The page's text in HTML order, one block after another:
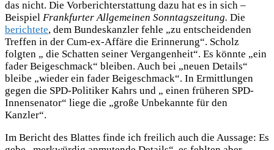
das nicht. Die Vorberichterstattung dazu hat es in sich –
Beispiel Frankfurter Allgemeinen Sonntagszeitung. Die
berichtete, dem Bundeskanzler fehle „zu entscheidenden
Treffen in der Cum-ex-Affäre die Erinnerung“. Scholz
folgten „ die Schatten seiner Vergangenheit“. Es könnte „ein
fader Beigeschmack“ bleiben. Auch bei „neuen Details“
bleibe „wieder ein fader Beigeschmack“. In Ermittlungen
gegen die SPD-Politiker Kahrs und „ einen früheren SPD-
Innensenator“ liege die „große Unbekannte für den
Kanzler“.
Im Bericht des Blattes finde ich freilich auch die Aussage: Es